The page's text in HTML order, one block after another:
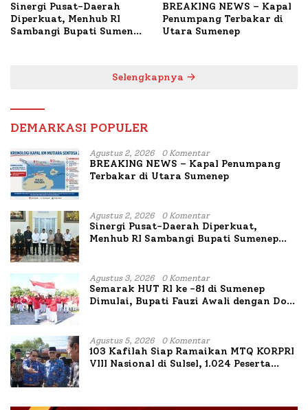
Sinergi Pusat-Daerah
Diperkuat, Menhub RI
Sambangi Bupati Sumenep
BREAKING NEWS – Kapal
Penumpang Terbakar di
Utara Sumenep
Selengkapnya
DEMARKASI POPULER
Agustus 2, 2026 0 Komentar
BREAKING NEWS – Kapal Penumpang
Terbakar di Utara Sumenep
Agustus 2, 2026 0 Komentar
Sinergi Pusat-Daerah Diperkuat,
Menhub RI Sambangi Bupati Sumenep
Agustus 3, 2026 0 Komentar
Semarak HUT RI ke -81 di Sumenep
Dimulai, Bupati Fauzi Awali dengan Doa
Agustus 5, 2026 0 Komentar
103 Kafilah Siap Ramaikan MTQ KORPRI
VIII Nasional di Sulsel, 1.024 Peserta